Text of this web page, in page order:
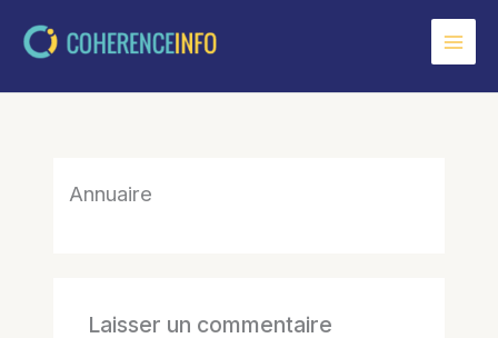
Annuaire
Laisser un commentaire